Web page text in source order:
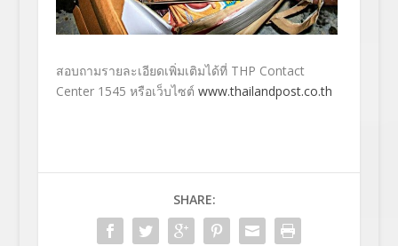
สอบถามรายละเอียดเพิ่มเติมได้ที่ THP Contact
Center 1545 หรือเว็บไซต์ www.thailandpost.co.th
SHARE: